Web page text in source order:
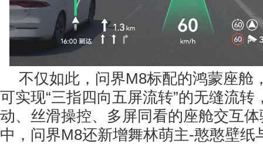
不仅如此，问界M8标配的鸿蒙座舱
可实现“三指四向五屏流转”的无缝流转
动、丝滑操控、多屏同看的座舱交互
中，问界M8还新增舞林萌主-憨憨壁纸